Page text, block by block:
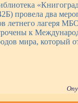
провела два
летнего лагеря
к
мира, который